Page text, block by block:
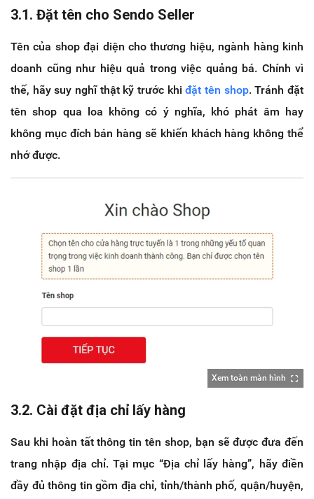
3.1. Đặt tên cho Sendo Seller
Tên của shop đại diện cho thương hiệu, ngành hàng kinh
doanh cũng như hiệu quả trong việc quảng bá. Chính vì
thế, hãy suy nghĩ thật kỹ trước khiđặt tên shop. Tránh đặt
tên shop qua loa không có ý nghĩa, khó phát âm hay
không mục đích bán hàng sẽ khiến khách hàng không thể
nhớ được.
Xem toàn màn hình
3.2. Cài đặt địa chỉ lấy hàng
Sau khi hoàn tất thông tin tên shop, bạn sẽ được đưa đến
trang nhập địa chỉ. Tại mục “Địa chỉ lấy hàng”, hãy điền
đầy đủ thông tin gồm địa chỉ, tỉnh/thành phố, quận/huyện,